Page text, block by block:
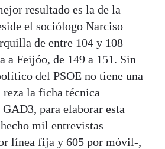
resultado es la de la
el sociólogo Narciso
de entre 104 y 108
a Feijóo, de 149 a 151. Sin
del PSOE no tiene una
reza la ficha técnica
para elaborar esta
mil entrevistas
línea fija y 605 por móvil-,